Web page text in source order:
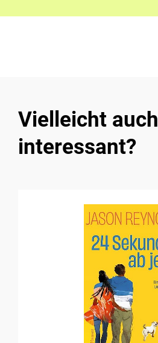
Vielleicht auch
interessant?